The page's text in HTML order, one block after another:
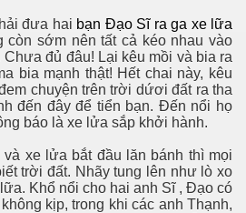
đưa hai bạn Đạo Sĩ ra ga xe lữa
còn sớm nên tất cả kéo nhau vào
đủ đâu! Lại kêu mồi và bia ra
bia mạnh thật! Hết chai này, kêu
chuyện trên trời dứơi đất ra tha
đến đây để tiển bạn. Đến nổi họ
báo là xe lửa sắp khởi hành.
xe lửa bắt đầu lăn bánh thì mọi
trời đất. Nhãy tung lên như lò xo
Khổ nổi cho hai anh Sĩ , Đạo có
kịp, trong khi các anh Thạnh,